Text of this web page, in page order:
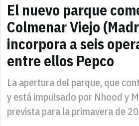
El nuevo parque
Colmenar Viejo
incorpora a seis
entre ellos Pepco
La apertura del parque, que
y está impulsado por Nhood y
prevista para la primavera de